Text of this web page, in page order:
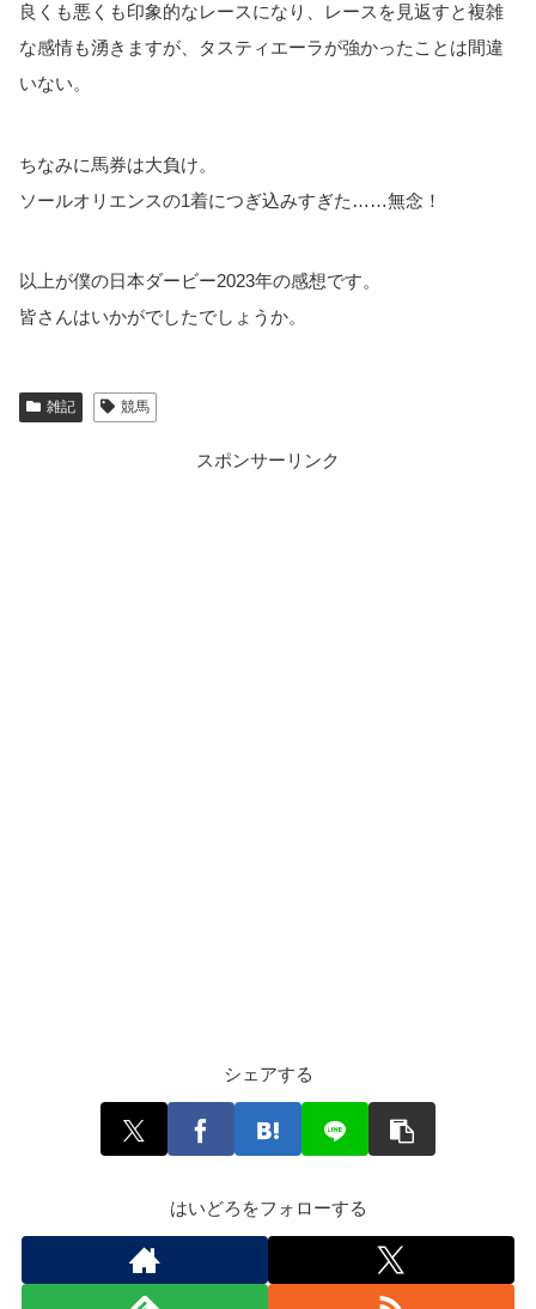
良くも悪くも印象的なレースになり、レースを見返すと複雑
な感情も湧きますが、タスティエーラが強かったことは間違
いない。
ちなみに馬券は大負け。
ソールオリエンスの1着につぎ込みすぎた……無念！
以上が僕の日本ダービー2023年の感想です。
皆さんはいかがでしたでしょうか。
雑記 競馬
スポンサーリンク
シェアする
はいどろをフォローする